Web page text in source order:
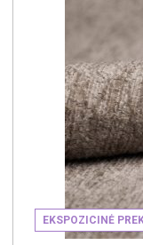
EKSPOZICINĖ